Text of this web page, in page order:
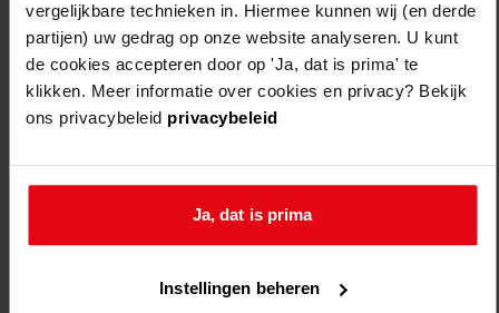
vergelijkbare technieken in. Hiermee kunnen wij (en derde
partijen) uw gedrag op onze website analyseren. U kunt
de cookies accepteren door op 'Ja, dat is prima' te
klikken. Meer informatie over cookies en privacy? Bekijk
ons privacybeleid privacybeleid
Ja, dat is prima
Instellingen beheren